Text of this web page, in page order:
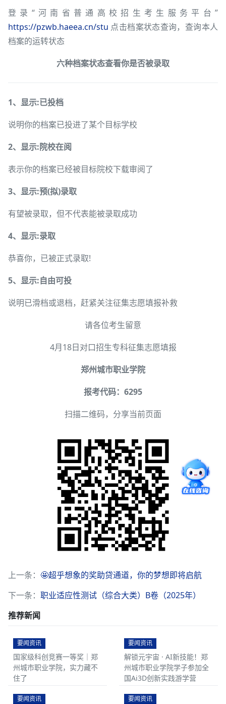
登录“河南省普通高校招生考生服务平台”
https://pzwb.haeea.cn/stu 点击档案状态查询，查询本人
档案的运转状态
六种档案状态查看你是否被录取
1、显示:已投档
说明你的档案已投进了某个目标学校
2、显示:院校在阅
表示你的档案已经被目标院校下载审阅了
3、显示:预(拟)录取
有望被录取，但不代表能被录取成功
4、显示:录取
恭喜你，已被正式录取!
5、显示:自由可投
说明已滑档或退档，赶紧关注征集志愿填报补救
请各位考生留意
4月18日对口招生专科征集志愿填报
郑州城市职业学院
报考代码：6295
扫描二维码，分享当前页面
上一条： 🤩超乎想象的奖助贷通道，你的梦想即将启航
下一条： 职业适应性测试（综合大类）B卷（2025年）
推荐新闻
要闻资讯
国家级科创竞赛一等奖｜郑
州城市职业学院，实力藏不
住了
要闻资讯
解锁元宇宙 · AI新技能！郑
州城市职业学院学子参加全
国Ai3D创新实践游学营
要闻资讯 要闻资讯